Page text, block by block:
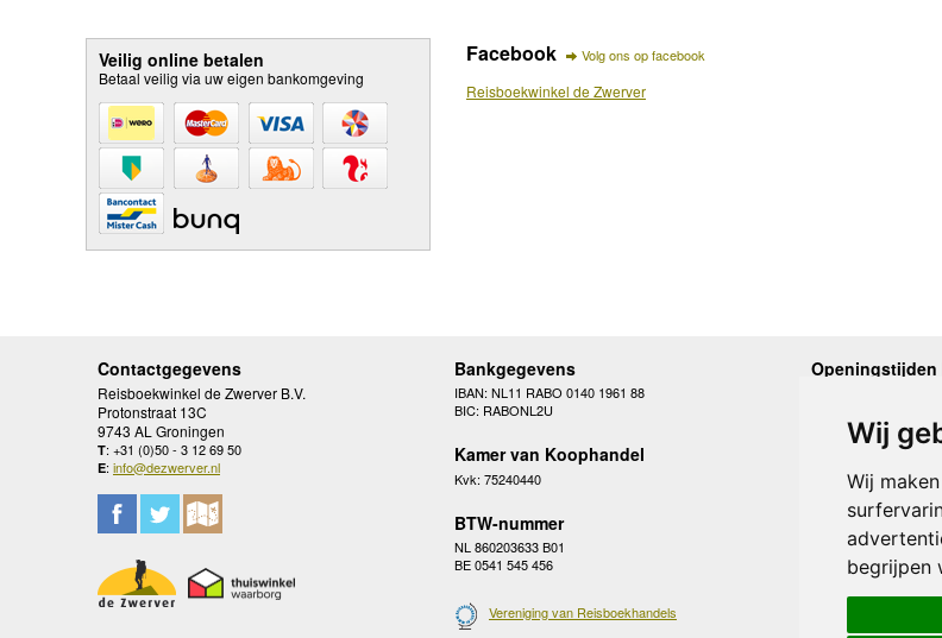
Wij
Wij
begrijpen
Veilig online betalen
Betaal veilig via uw eigen bankomgeving
Facebook Volg ons op facebook
Reisboekwinkel de Zwerver
Contactgegevens
Reisboekwinkel de Zwerver B.V.
Protonstraat 13C
9743 AL Groningen
T: +31 (0)50 - 3 12 69 50
E: info@dezwerver.nl
Bankgegevens
IBAN: NL11 RABO 0140 1961 88
BIC: RABONL2U
Kamer van Koophandel
Kvk: 75240440
BTW-nummer
NL 860203633 B01
BE 0541 545 456
Vereniging van Reisboekhandels
Woensdag
Donderdag
Vrijdag
Zaterdag
Zondag